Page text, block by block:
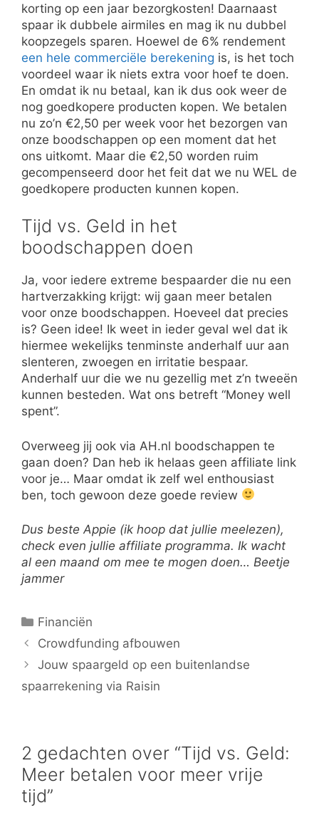
korting op een jaar bezorgkosten! Daarnaast
spaar ik dubbele airmiles en mag ik nu dubbel
koopzegels sparen. Hoewel de 6% rendement
een hele commerciële berekening is, is het toch
voordeel waar ik niets extra voor hoef te doen.
En omdat ik nu betaal, kan ik dus ook weer de
nog goedkopere producten kopen. We betalen
nu zo’n €2,50 per week voor het bezorgen van
onze boodschappen op een moment dat het
ons uitkomt. Maar die €2,50 worden ruim
gecompenseerd door het feit dat we nu WEL de
goedkopere producten kunnen kopen.
Tijd vs. Geld in het
boodschappen doen
Ja, voor iedere extreme bespaarder die nu een
hartverzakking krijgt: wij gaan meer betalen
voor onze boodschappen. Hoeveel dat precies
is? Geen idee! Ik weet in ieder geval wel dat ik
hiermee wekelijks tenminste anderhalf uur aan
slenteren, zwoegen en irritatie bespaar.
Anderhalf uur die we nu gezellig met z’n tweeën
kunnen besteden. Wat ons betreft “Money well
spent”.
Overweeg jij ook via AH.nl boodschappen te
gaan doen? Dan heb ik helaas geen affiliate link
voor je… Maar omdat ik zelf wel enthousiast
ben, toch gewoon deze goede review
Dus beste Appie (ik hoop dat jullie meelezen),
check even jullie affiliate programma. Ik wacht
al een maand om mee te mogen doen… Beetje
jammer
Categorieën
Financiën
Crowdfunding afbouwen
Jouw spaargeld op een buitenlandse
spaarrekening via Raisin
2 gedachten over “Tijd vs. Geld:
Meer betalen voor meer vrije
tijd”